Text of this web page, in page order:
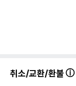
취소/교환/환불